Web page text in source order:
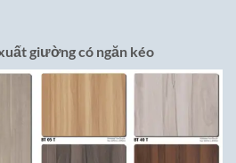
giường có ngăn kéo